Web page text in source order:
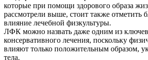
которые при помощи здорового образа
рассмотрели выше, стоит также отметить
влияние лечебной физкультуры.
ЛФК можно назвать даже одним из
консервативного лечения, поскольку
влияют только положительным образом,
тела.